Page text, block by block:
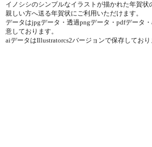
イノシシのシンプルなイラストが描かれた年賀状
親しい方へ送る年賀状にご利用いただけます。
データはjpgデータ・透過pngデータ・pdfデータ
意しております。
aiデータはIllustratorcs2バージョンで保存しており